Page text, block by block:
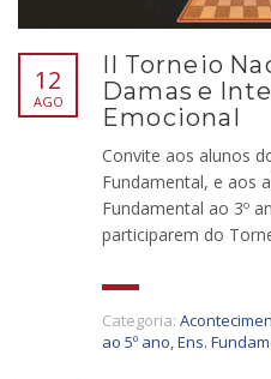
12
AGO
II Torneio
Damas e
Emocional
Convite aos alunos
Fundamental, e aos
Fundamental ao 3º
participarem do
Categoria:
ao 5º ano,Ens.